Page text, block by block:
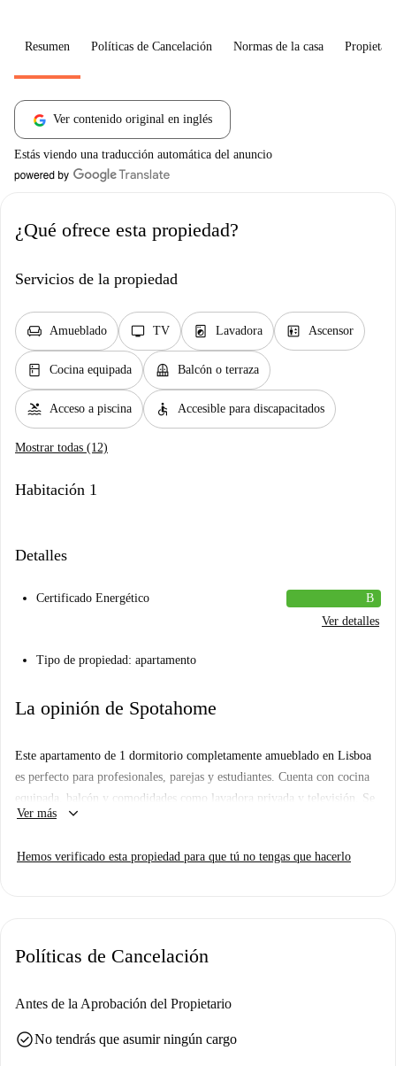
Resumen Políticas de Cancelación Normas de la casa
Ver contenido original en inglés
Estás viendo una traducción automática del anuncio
¿Qué ofrece esta propiedad?
Servicios de la propiedad
chair Amueblado tv TV local_laundry_service Lavadora elevator Ascensor
kitchen Cocina equipada balcony Balcón o terraza
pool Acceso a piscina accessible Accesible para discapacitados
Mostrar todas (12)
Habitación 1
Detalles
Certificado Energético
B
Ver detalles
Tipo de propiedad: apartamento
La opinión de Spotahome
Este apartamento de 1 dormitorio completamente amueblado en Lisboa
es perfecto para profesionales, parejas y estudiantes. Cuenta con cocina
equipada, balcón y comodidades como lavadora privada y televisión. Se
admiten mascotas, pero está prohibido fumar. El edificio dispone de
Spotahome ha verificado personalmente este anuncio.
gran variedad de lugares para explorar y disfrutar.
Ver más keyboard_arrow_down
Hemos verificado esta propiedad para que tú no tengas que hacerlo
Políticas de Cancelación
Antes de la Aprobación del Propietario
check_circleNo tendrás que asumir ningún cargo